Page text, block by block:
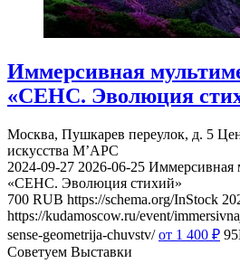
Иммерсивная
«СЕНС. Эволюция
Москва, Пушкарев переулок, д. 5
искусства М’АРС
2024-09-27 2026-06-25 Иммерсивная
«СЕНС. Эволюция стихий»
700 RUB https://schema.org/InStock
https://kudamoscow.ru/event/
sense-geometrija-chuvstv/ от 1 400 ₽
Советуем Выставки